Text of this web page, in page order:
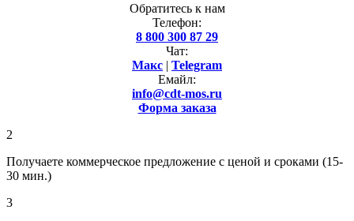
Обратитесь к нам
Телефон:
8 800 300 87 29
Чат:
Макс | Telegram
Емайл:
info@cdt-mos.ru
Форма заказа
2
Получаете коммерческое предложение с ценой и сроками (15-
30 мин.)
3